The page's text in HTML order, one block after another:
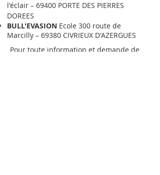
l'éclair – 69400 PORTE DES PIERRES
DOREES
BULL'EVASION Ecole 300 route de
Marcilly – 69380 CIVRIEUX D'AZERGUES
Pour toute information et demande de